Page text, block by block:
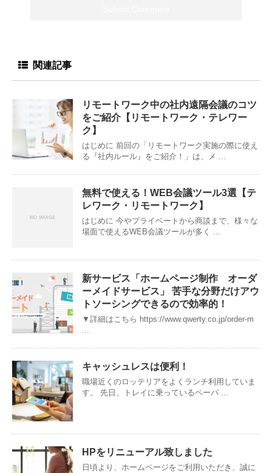
関連記事
リモートワーク中の社内遠隔会議のコツ
をご紹介【リモートワーク・テレワー
ク】
はじめに 前回の「リモートワーク実施の際に使え
る『社内ルール』をご紹介！」は、メ ...
無料で使える！WEB会議ツール3選【テ
レワーク・リモートワーク】
はじめに 今やプライベートから商談まで、様々な
場面で使えるWEB会議ツールが多く ...
新サービス「ホームページ制作 オーダ
ーメイドサービス」 苦手な分野だけアウ
トソーシングできるので効率的！
▼詳細はこちら https://www.qwerty.co.jp/order-m
...
キャッシュレスは便利！
職場近くのロッテリアをよくランチ利用していま
す。 先日、トレイに乗っているペーパ ...
HPをリニューアル致しました
日頃より、ホームページをご利用いただき、誠に